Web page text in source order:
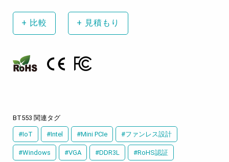
+ 比較 + 見積もり
BT553 関連タグ
#IoT #Intel #Mini PCIe #ファンレス設計
#Windows #VGA #DDR3L #RoHS認証